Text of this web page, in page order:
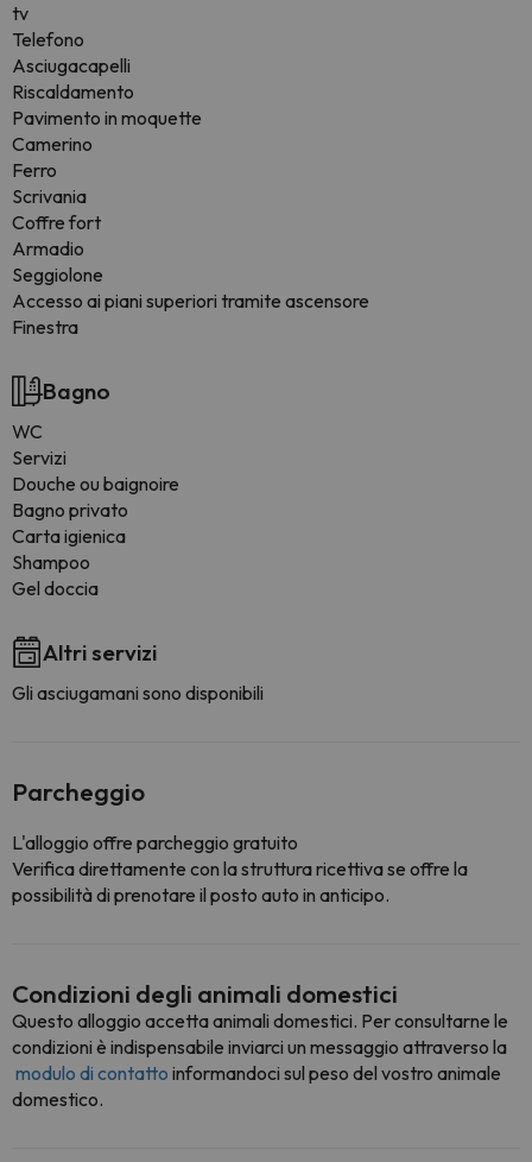
tv
Telefono
Asciugacapelli
Riscaldamento
Pavimento in moquette
Camerino
Ferro
Scrivania
Coffre fort
Armadio
Seggiolone
Accesso ai piani superiori tramite ascensore
Finestra
Bagno
WC
Servizi
Douche ou baignoire
Bagno privato
Carta igienica
Shampoo
Gel doccia
Altri servizi
Gli asciugamani sono disponibili
Parcheggio
L'alloggio offre parcheggio gratuito
Verifica direttamente con la struttura ricettiva se offre la
possibilità di prenotare il posto auto in anticipo.
Condizioni degli animali domestici
Questo alloggio accetta animali domestici. Per consultarne le
condizioni è indispensabile inviarci un messaggio attraverso la
modulo di contatto informandoci sul peso del vostro animale
domestico.